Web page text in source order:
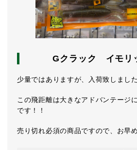
Gクラック イモリ
少量ではありますが、入荷致しまし
この飛距離は大きなアドバンテージ
です！！
売り切れ必須の商品ですので、お早